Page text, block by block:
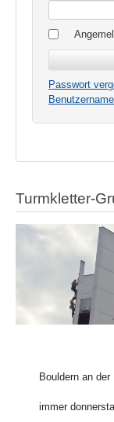
Passwort
Turmkletter-
Bouldern an
immer